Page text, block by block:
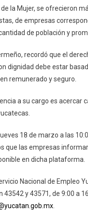
la Mujer, se ofrecieron
de empresas
de población y
recordó que el
dignidad debe estar
remunerado y seguro.
a su cargo es
18 de marzo a las
que las empresas
en dicha plataforma.
Nacional de Empleo
y 43571, de 9:00 a